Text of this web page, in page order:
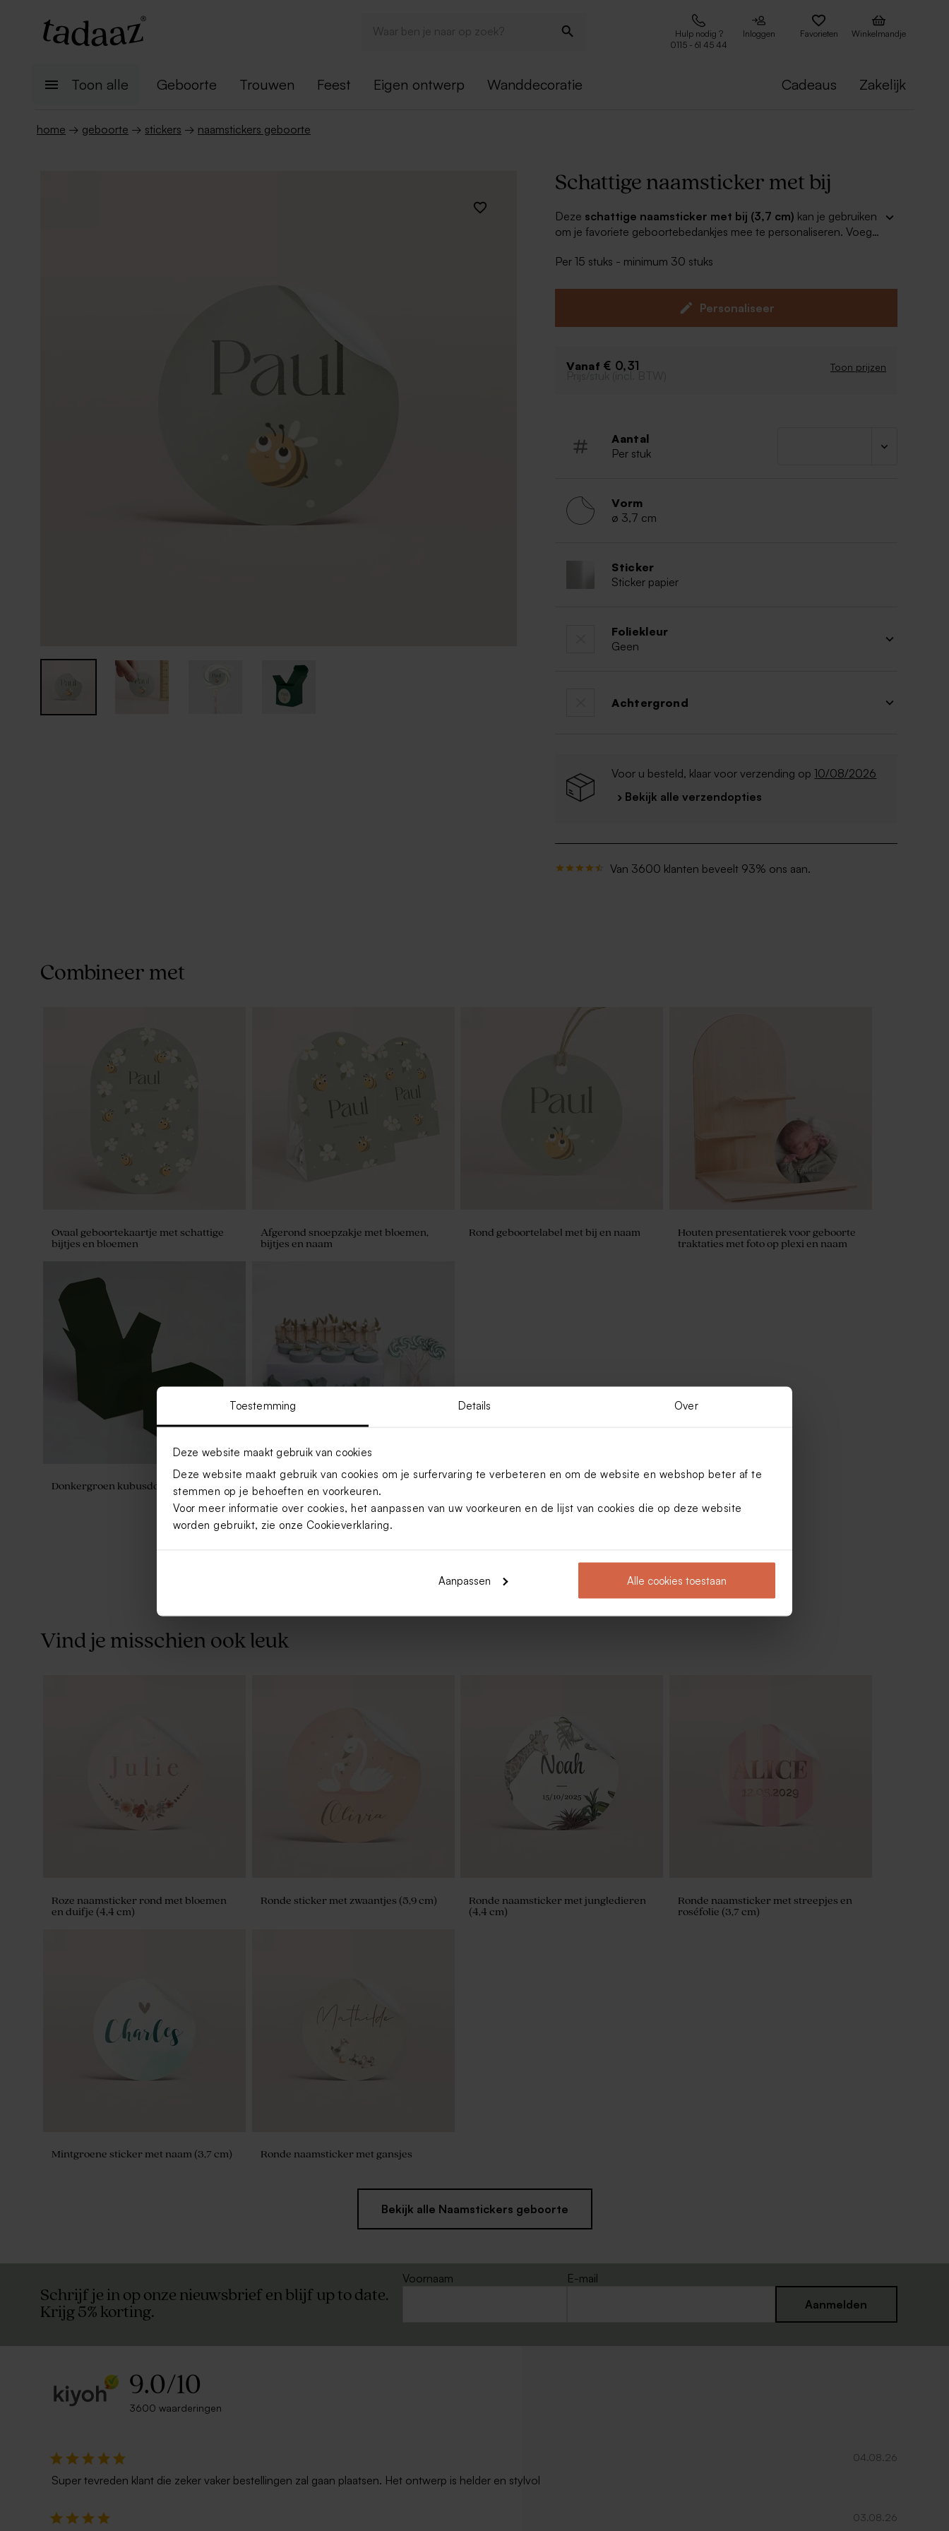
Toestemming Details Over
Deze website maakt gebruik van cookies
Deze website maakt gebruik van cookies om je surfervaring te verbeteren en om de website en webshop beter af te
stemmen op je behoeften en voorkeuren.
Voor meer informatie over cookies, het aanpassen van uw voorkeuren en de lijst van cookies die op deze website
worden gebruikt, zie onze Cookieverklaring.
Aanpassen Alle cookies toestaan
Hulp nodig ?
0115 - 61 45 44
Inloggen Favorieten Winkelmandje
Toon alle Geboorte Trouwen Feest Eigen ontwerp Wanddecoratie Cadeaus Zakelijk
home → geboorte → stickers → naamstickers geboorte
Schattige naamsticker met bij
Deze schattige naamsticker met bij (3,7 cm) kan je gebruiken
om je favoriete geboortebedankjes mee te personaliseren. Voeg
bedankjes zoals een leuk glazen potje, blikken doosje, kaarsje of
Per 15 stuks - minimum 30 stuks
Personaliseer
Vanaf € 0,31 Toon prijzen
Prijs/stuk (incl. BTW)
Aantal
Per stuk
Vorm
ø 3,7 cm
Sticker
Sticker papier
Foliekleur
Geen
Achtergrond
Voor u besteld, klaar voor verzending op10/08/2026
› Bekijk alle verzendopties
Van 3600 klanten beveelt 93% ons aan.
Combineer met
Ovaal geboortekaartje met schattige
bijtjes en bloemen
Afgerond snoepzakje met bloemen,
bijtjes en naam
Rond geboortelabel met bij en naam
Houten presentatierek voor geboorte
traktaties met foto op plexi en naam
Donkergroen kubusdoosje Traktatieset groen met 27 traktaties
Artisanale lolly groene en witte
Geboortesnoep hartjes groen 700gr (±
500 stuks)
Vind je misschien ook leuk
Roze naamsticker rond met bloemen
en duifje (4,4 cm)
Ronde sticker met zwaantjes (5,9 cm)
Ronde naamsticker met jungledieren
(4,4 cm)
Ronde naamsticker met streepjes en
roséfolie (3,7 cm)
Mintgroene sticker met naam (3,7 cm) Ronde naamsticker met gansjes
Bekijk alle Naamstickers geboorte
Schrijf je in op onze nieuwsbrief en blijf up to date.
Krijg 5% korting.
Voornaam
E-mail
Aanmelden
9.0/10
3600 waarderingen
04.08.26
Super tevreden klant die zeker vaker bestellingen zal gaan plaatsen. Het ontwerp is helder en stylvol
03.08.26